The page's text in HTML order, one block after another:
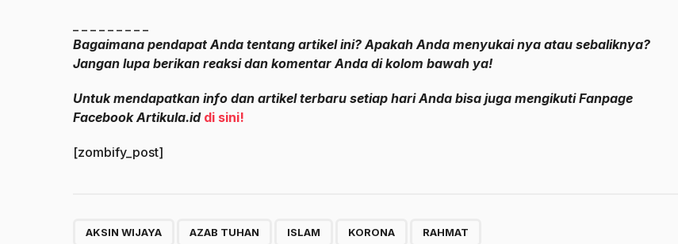
_ _ _ _ _ _ _ _ _
Bagaimana pendapat Anda tentang artikel ini? Apakah Anda menyukai nya atau sebaliknya?
Jangan lupa berikan reaksi dan komentar Anda di kolom bawah ya!
Untuk mendapatkan info dan artikel terbaru setiap hari Anda bisa juga mengikuti Fanpage
Facebook Artikula.id di sini!
[zombify_post]
AKSIN WIJAYA AZAB TUHAN ISLAM KORONA RAHMAT